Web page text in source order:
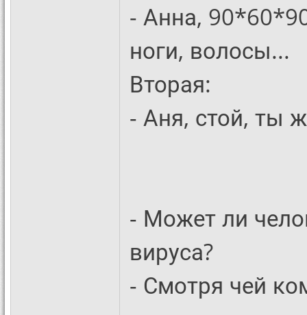
- Анна,
ноги, волосы...
Вторая:
- Аня, стой, ты
- Может ли
вируса?
- Смотря чей